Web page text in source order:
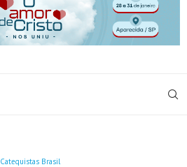
Catequistas Brasil